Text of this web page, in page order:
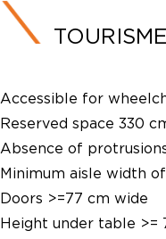
Accessible for
Reserved space 330
Absence of
Minimum aisle width
Doors >=77 cm wide
Height under table >=